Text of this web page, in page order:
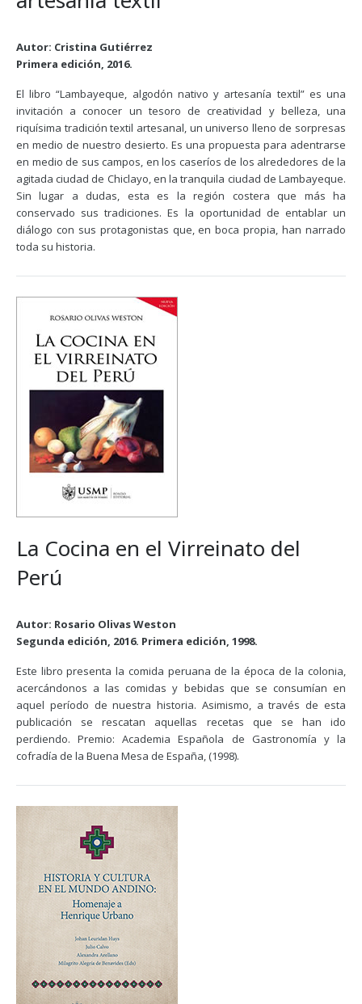
Autor: Cristina Gutiérrez
Primera edición, 2016.
El libro “Lambayeque, algodón nativo y artesanía textil” es una
invitación a conocer un tesoro de creatividad y belleza, una
riquísima tradición textil artesanal, un universo lleno de sorpresas
en medio de nuestro desierto. Es una propuesta para adentrarse
en medio de sus campos, en los caseríos de los alrededores de la
agitada ciudad de Chiclayo, en la tranquila ciudad de Lambayeque.
Sin lugar a dudas, esta es la región costera que más ha
conservado sus tradiciones. Es la oportunidad de entablar un
diálogo con sus protagonistas que, en boca propia, han narrado
toda su historia.
La Cocina en el Virreinato del
Perú
Autor: Rosario Olivas Weston
Segunda edición, 2016. Primera edición, 1998.
Este libro presenta la comida peruana de la época de la colonia,
acercándonos a las comidas y bebidas que se consumían en
aquel período de nuestra historia. Asimismo, a través de esta
publicación se rescatan aquellas recetas que se han ido
perdiendo. Premio: Academia Española de Gastronomía y la
cofradía de la Buena Mesa de España, (1998).